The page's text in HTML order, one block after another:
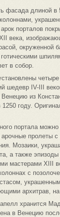
фасада длиной в
порталов
века,
окруженной
в собор.
шедевр IV-III
Венецию из
1250 году.
портала
пролеты
Мозаики,
а также
мастерами XIII
с
архитрав,
хранится
в Венецию